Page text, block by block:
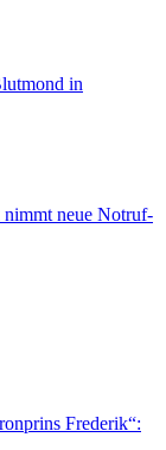
in
neue Notruf-
Frederik“: